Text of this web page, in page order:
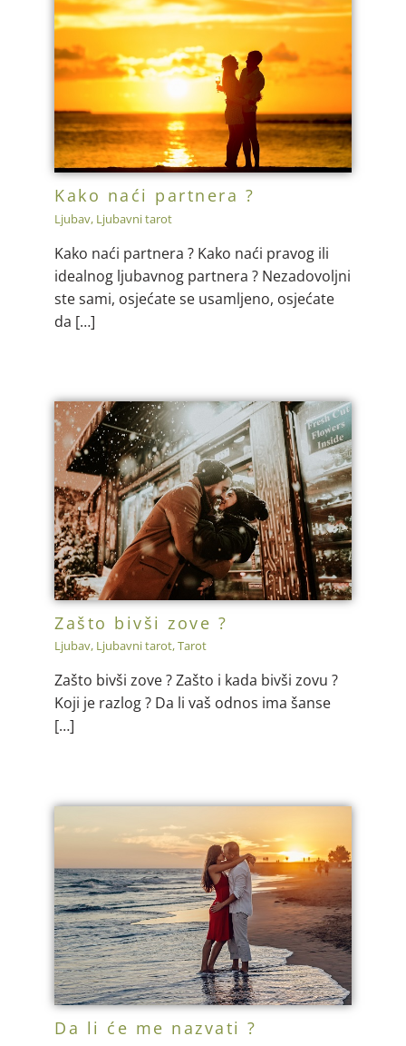
Kako naći partnera ?
Ljubav, Ljubavni tarot
Kako naći partnera ? Kako naći pravog ili
idealnog ljubavnog partnera ? Nezadovoljni
ste sami, osjećate se usamljeno, osjećate
da […]
Zašto bivši zove ?
Ljubav, Ljubavni tarot,Tarot
Zašto bivši zove ? Zašto i kada bivši zovu ?
Koji je razlog ? Da li vaš odnos ima šanse
[…]
Da li će me nazvati ?